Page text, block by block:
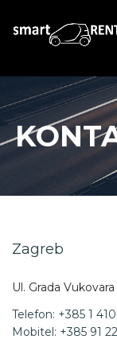
Zagreb
Ul. Grada
Telefon: +385 1
Mobitel: +385 91